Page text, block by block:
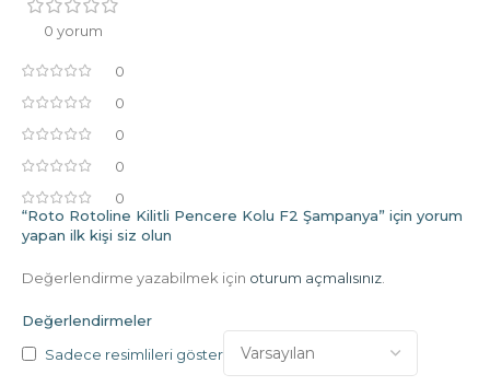
0 yorum
0
0
0
0
0
Değerlendirmeler
Sadece resimlileri göster
“Roto Rotoline Kilitli Pencere Kolu F2 Şampanya” için yorum
yapan ilk kişi siz olun
Değerlendirme yazabilmek için oturum açmalısınız